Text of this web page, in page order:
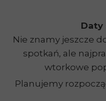
Daty
Nie znamy jeszcze
spotkań, ale
wtorkowe
Planujemy